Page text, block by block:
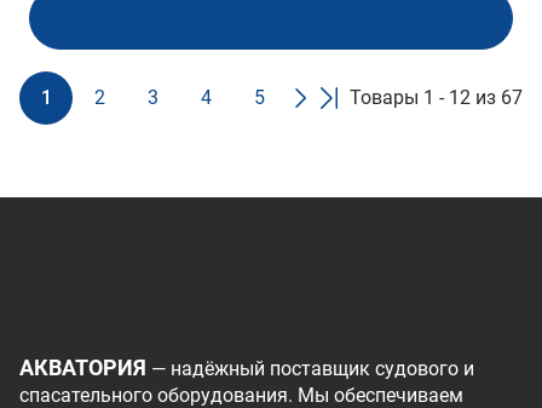
Товары 1 - 12 из 67
1 2 3 4 5
АКВАТОРИЯ — надёжный поставщик судового и
спасательного оборудования. Мы обеспечиваем